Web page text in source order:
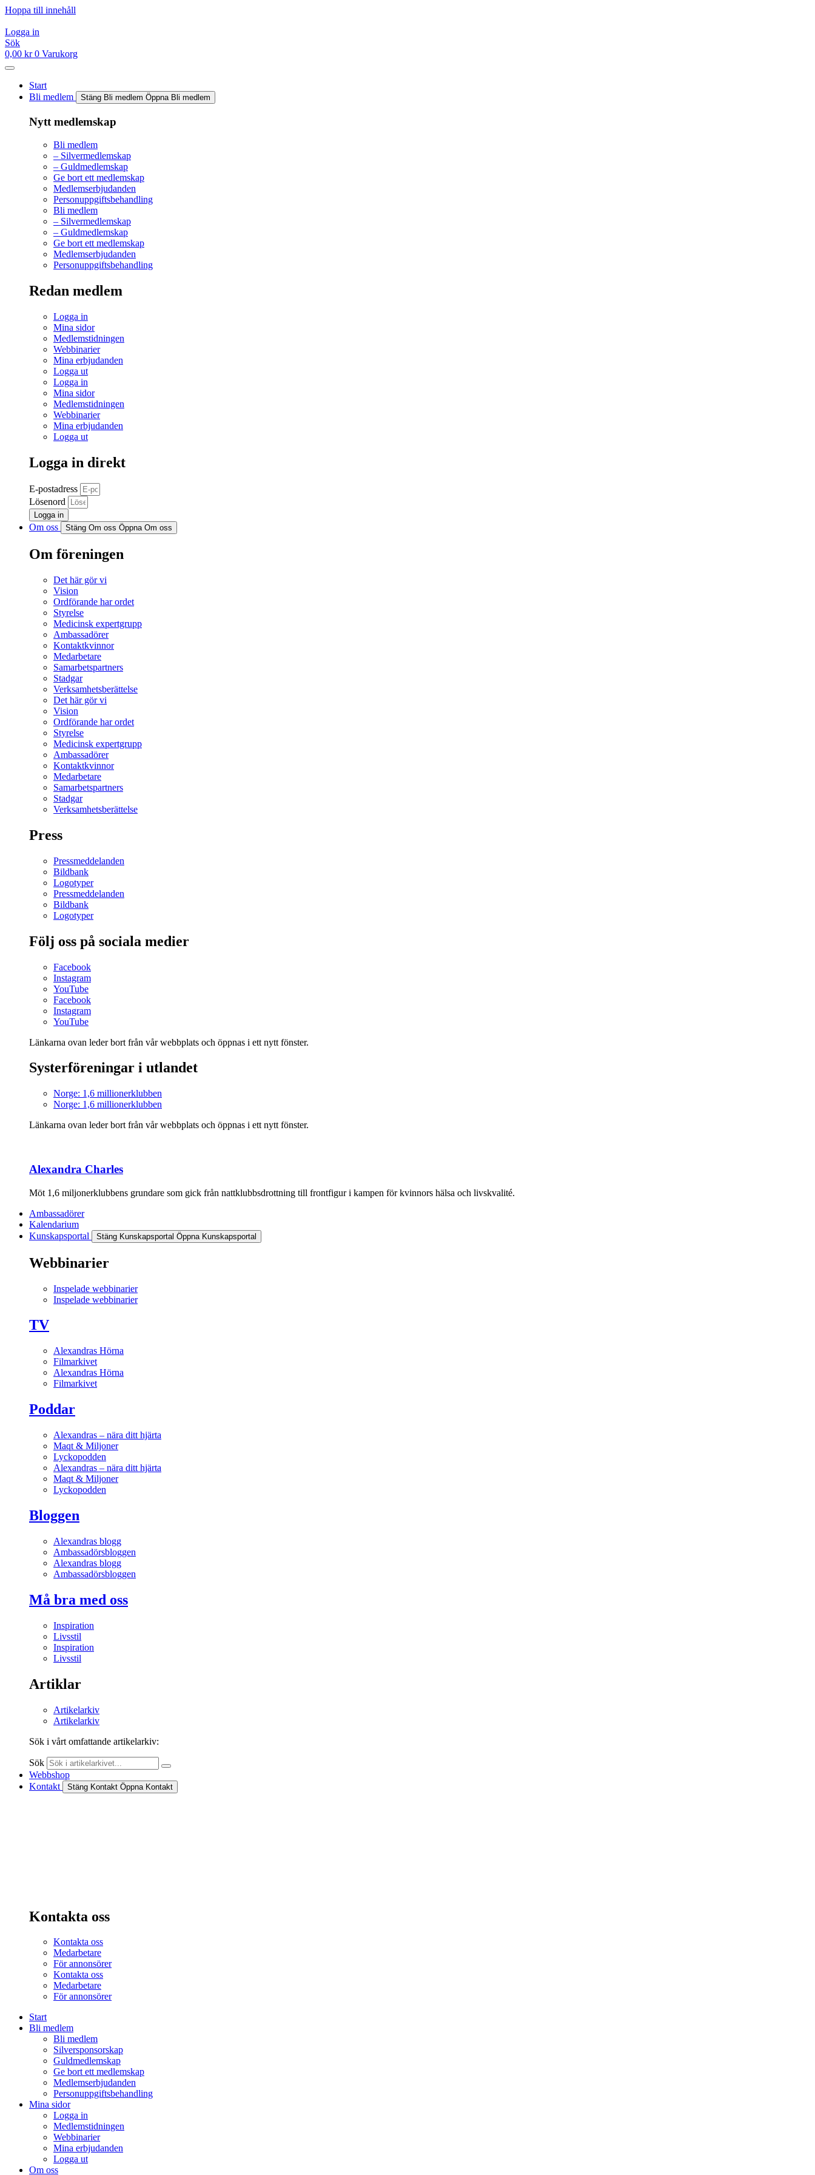
Hoppa till innehåll
Logga in
Sök
0,00 kr 0 Varukorg
Start
Bli medlem
Stäng Bli medlem Öppna Bli medlem
Nytt medlemskap
Bli medlem
– Silvermedlemskap
– Guldmedlemskap
Ge bort ett medlemskap
Medlemserbjudanden
Personuppgiftsbehandling
Bli medlem
– Silvermedlemskap
– Guldmedlemskap
Ge bort ett medlemskap
Medlemserbjudanden
Personuppgiftsbehandling
Redan medlem
Logga in
Mina sidor
Medlemstidningen
Webbinarier
Mina erbjudanden
Logga ut
Logga in
Mina sidor
Medlemstidningen
Webbinarier
Mina erbjudanden
Logga ut
Logga in direkt
E-postadress
Lösenord
Logga in
Om oss Stäng Om oss Öppna Om oss
Om föreningen
Det här gör vi
Vision
Ordförande har ordet
Styrelse
Medicinsk expertgrupp
Ambassadörer
Kontaktkvinnor
Medarbetare
Samarbetspartners
Stadgar
Verksamhetsberättelse
Det här gör vi
Vision
Ordförande har ordet
Styrelse
Medicinsk expertgrupp
Ambassadörer
Kontaktkvinnor
Medarbetare
Samarbetspartners
Stadgar
Verksamhetsberättelse
Press
Pressmeddelanden
Bildbank
Logotyper
Pressmeddelanden
Bildbank
Logotyper
Följ oss på sociala medier
Facebook
Instagram
YouTube
Facebook
Instagram
YouTube
Länkarna ovan leder bort från vår webbplats och öppnas i ett nytt fönster.
Systerföreningar i utlandet
Norge: 1,6 millionerklubben
Norge: 1,6 millionerklubben
Länkarna ovan leder bort från vår webbplats och öppnas i ett nytt fönster.
Alexandra Charles
Möt 1,6 miljonerklubbens grundare som gick från nattklubbsdrottning till frontfigur i kampen för kvinnors hälsa och livskvalité.
Ambassadörer
Kalendarium
Kunskapsportal
Stäng Kunskapsportal Öppna Kunskapsportal
Webbinarier
Inspelade webbinarier
Inspelade webbinarier
TV
Alexandras Hörna
Filmarkivet
Alexandras Hörna
Filmarkivet
Poddar
Alexandras – nära ditt hjärta
Maqt & Miljoner
Lyckopodden
Alexandras – nära ditt hjärta
Maqt & Miljoner
Lyckopodden
Bloggen
Alexandras blogg
Ambassadörsbloggen
Alexandras blogg
Ambassadörsbloggen
Må bra med oss
Inspiration
Livsstil
Inspiration
Livsstil
Artiklar
Artikelarkiv
Artikelarkiv
Sök i vårt omfattande artikelarkiv:
Sök
Webbshop
Kontakt
Stäng Kontakt Öppna Kontakt
Kontakta oss
Kontakta oss
Medarbetare
För annonsörer
Kontakta oss
Medarbetare
För annonsörer
Start
Bli medlem
Bli medlem
Silversponsorskap
Guldmedlemskap
Ge bort ett medlemskap
Medlemserbjudanden
Personuppgiftsbehandling
Mina sidor
Logga in
Medlemstidningen
Webbinarier
Mina erbjudanden
Logga ut
Om oss